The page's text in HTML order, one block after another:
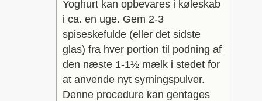
Yoghurt kan opbevares i køleskab
i ca. en uge. Gem 2-3
spiseskefulde (eller det sidste
glas) fra hver portion til podning af
den næste 1-1½ mælk i stedet for
at anvende nyt syrningspulver.
Denne procedure kan gentages